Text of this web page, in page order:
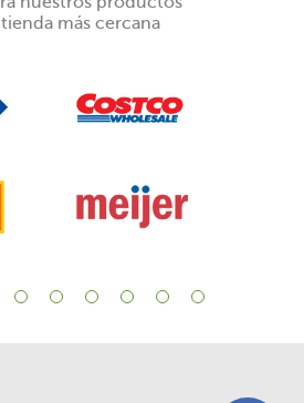
más cercana